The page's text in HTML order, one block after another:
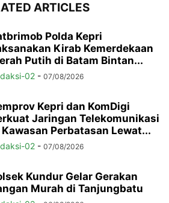
ARTICLES
Polda Kepri
Kirab Kemerdekaan
Putih di Batam Bintan...
02 - 07/08/2026
Kepri dan KomDigi
Jaringan Telekomunikasi
Perbatasan Lewat...
02 - 07/08/2026
Kundur Gelar Gerakan
Murah di Tanjungbatu